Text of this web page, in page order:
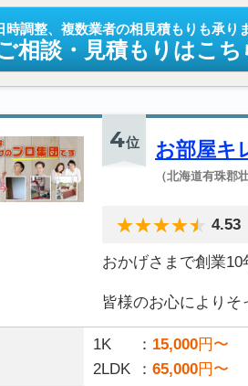
時調整、複数業者の相見積もりも承り
相談・見積もりはこち
4位 お部屋キ
（北海道有珠郡
4.53
おかげさまで創業10
皆様のお心によりそ
1K 15,000円〜
2LDK
65,000円〜